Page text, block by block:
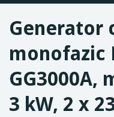
Generator
monofazic
GG3000A,
3 kW, 2 x